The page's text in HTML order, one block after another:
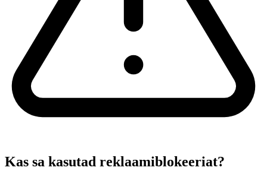
Kas sa kasutad reklaamiblokeeriat?